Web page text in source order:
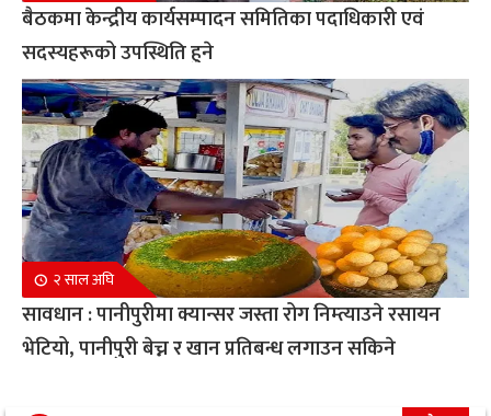
बैठकमा केन्द्रीय कार्यसम्पादन समितिका पदाधिकारी एवं
सदस्यहरूको उपस्थिति हुने
२ साल अघि
सावधान : पानीपुरीमा क्यान्सर जस्ता रोग निम्त्याउने रसायन
भेटियो, पानीपुरी बेच्न र खान प्रतिबन्ध लगाउन सकिने